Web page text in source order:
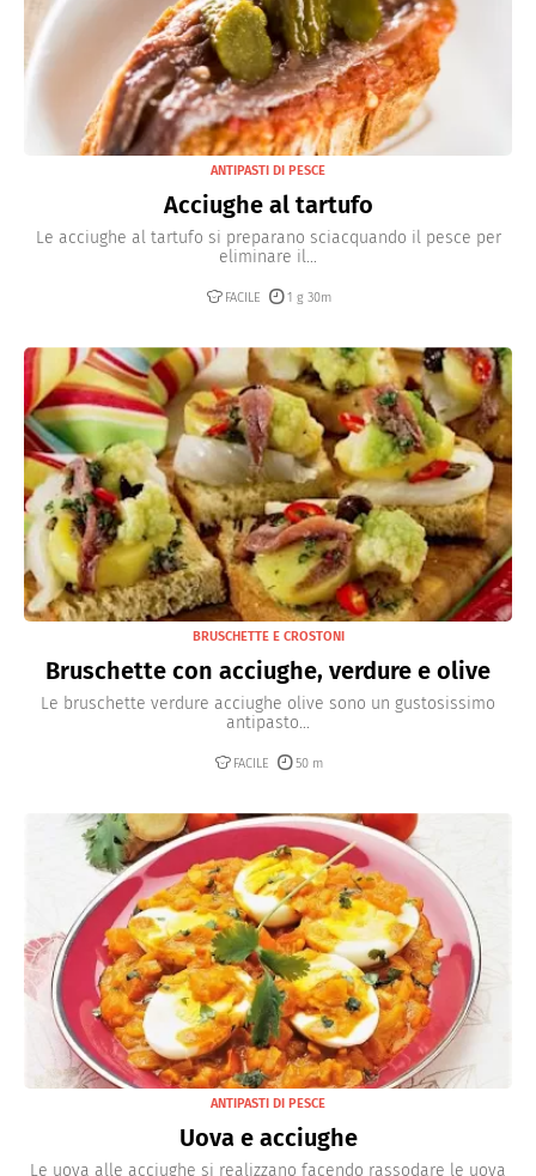
ANTIPASTI DI PESCE
Acciughe al tartufo
Le acciughe al tartufo si preparano sciacquando il pesce per
eliminare il...
FACILE 1 g 30m
BRUSCHETTE E CROSTONI
Bruschette con acciughe, verdure e olive
Le bruschette verdure acciughe olive sono un gustosissimo
antipasto...
FACILE 50 m
ANTIPASTI DI PESCE
Uova e acciughe
Le uova alle acciughe si realizzano facendo rassodare le uova